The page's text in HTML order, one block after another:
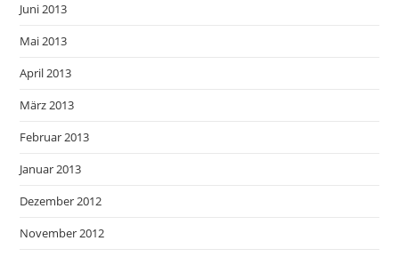
Juni 2013
Mai 2013
April 2013
März 2013
Februar 2013
Januar 2013
Dezember 2012
November 2012